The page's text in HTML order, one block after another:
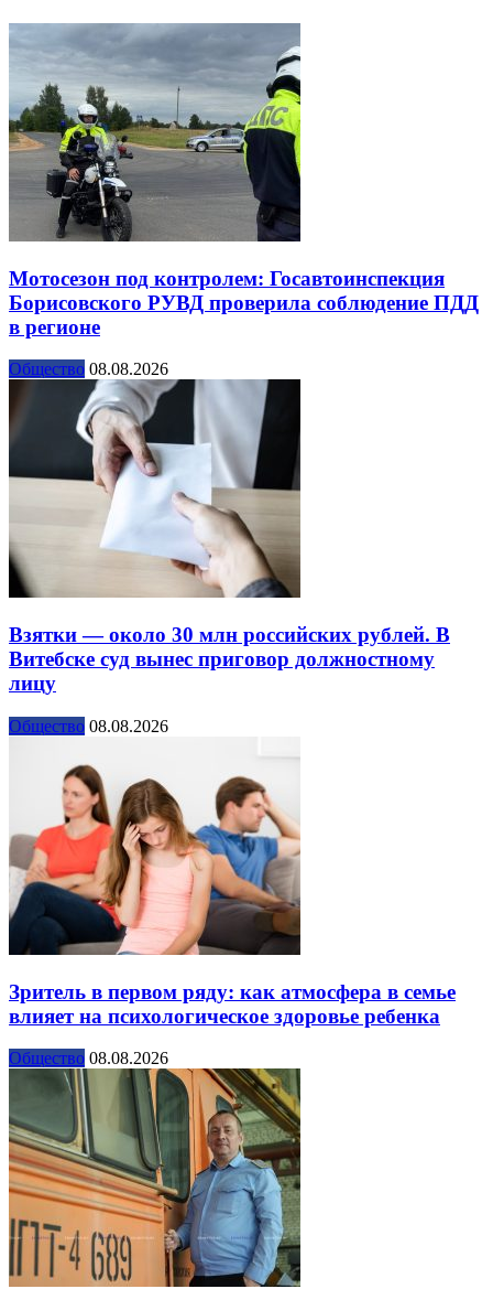
Мотосезон под контролем: Госавтоинспекция
Борисовского РУВД проверила соблюдение ПДД
в регионе
Общество 08.08.2026
Взятки — около 30 млн российских рублей. В
Витебске суд вынес приговор должностному
лицу
Общество 08.08.2026
Зритель в первом ряду: как атмосфера в семье
влияет на психологическое здоровье ребенка
Общество 08.08.2026